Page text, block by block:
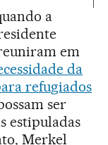
a
em
da
refugiados
ser
estipuladas
Merkel